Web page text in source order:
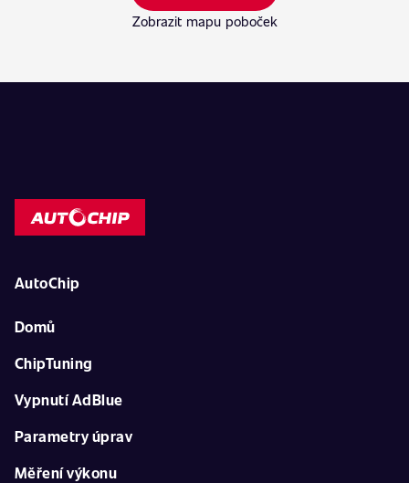
Zobrazit mapu poboček
AutoChip
Domů
ChipTuning
Vypnutí AdBlue
Parametry úprav
Měření výkonu